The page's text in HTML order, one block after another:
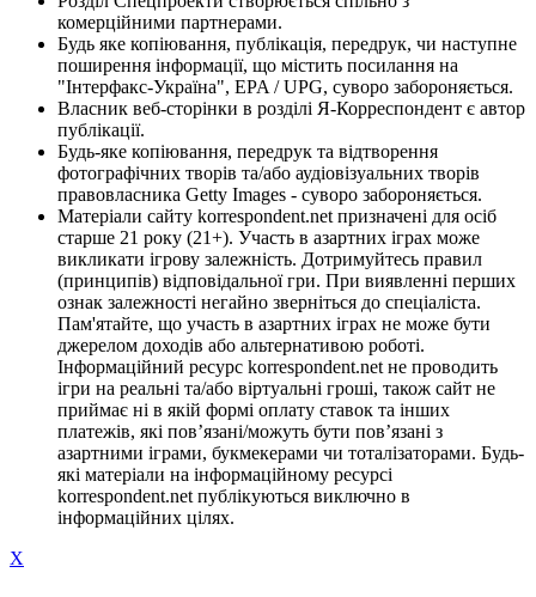
комерційними партнерами.
Будь яке копіювання, публікація, передрук, чи наступне
поширення інформації, що містить посилання на
"Інтерфакс-Україна", EPA / UPG, суворо забороняється.
Власник веб-сторінки в розділі Я-Корреспондент є автор
публікації.
Будь-яке копіювання, передрук та відтворення
фотографічних творів та/або аудіовізуальних творів
правовласника Getty Images - суворо забороняється.
Матеріали сайту korrespondent.net призначені для осіб
старше 21 року (21+). Участь в азартних іграх може
викликати ігрову залежність. Дотримуйтесь правил
(принципів) відповідальної гри. При виявленні перших
ознак залежності негайно зверніться до спеціаліста.
Пам'ятайте, що участь в азартних іграх не може бути
джерелом доходів або альтернативою роботі.
Інформаційний ресурс korrespondent.net не проводить
ігри на реальні та/або віртуальні гроші, також сайт не
приймає ні в якій формі оплату ставок та інших
платежів, які пов’язані/можуть бути пов’язані з
азартними іграми, букмекерами чи тоталізаторами. Будь-
які матеріали на інформаційному ресурсі
korrespondent.net публікуються виключно в
інформаційних цілях.
X